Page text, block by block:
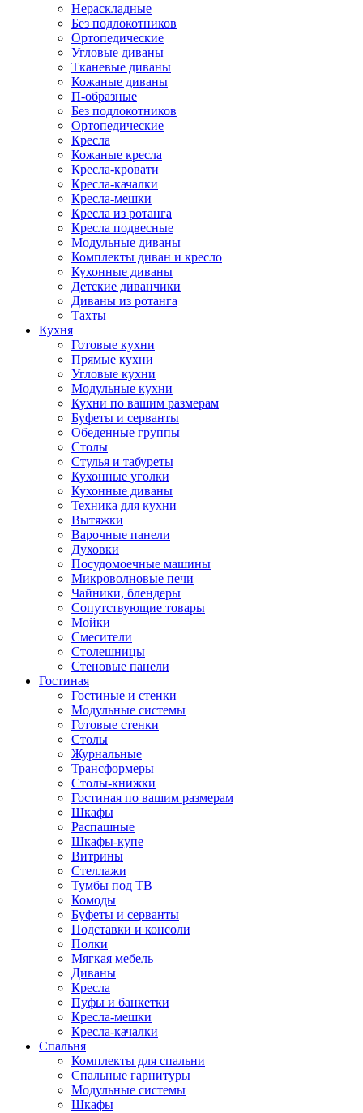
Нераскладные
Без подлокотников
Ортопедические
Угловые диваны
Тканевые диваны
Кожаные диваны
П-образные
Без подлокотников
Ортопедические
Кресла
Кожаные кресла
Кресла-кровати
Кресла-качалки
Кресла-мешки
Кресла из ротанга
Кресла подвесные
Модульные диваны
Комплекты диван и кресло
Кухонные диваны
Детские диванчики
Диваны из ротанга
Тахты
Кухня
Готовые кухни
Прямые кухни
Угловые кухни
Модульные кухни
Кухни по вашим размерам
Буфеты и серванты
Обеденные группы
Столы
Стулья и табуреты
Кухонные уголки
Кухонные диваны
Техника для кухни
Вытяжки
Варочные панели
Духовки
Посудомоечные машины
Микроволновые печи
Чайники, блендеры
Сопутствующие товары
Мойки
Смесители
Столешницы
Стеновые панели
Гостиная
Гостиные и стенки
Модульные системы
Готовые стенки
Столы
Журнальные
Трансформеры
Столы-книжки
Гостиная по вашим размерам
Шкафы
Распашные
Шкафы-купе
Витрины
Стеллажи
Тумбы под ТВ
Комоды
Буфеты и серванты
Подставки и консоли
Полки
Мягкая мебель
Диваны
Кресла
Пуфы и банкетки
Кресла-мешки
Кресла-качалки
Спальня
Комплекты для спальни
Спальные гарнитуры
Модульные системы
Шкафы